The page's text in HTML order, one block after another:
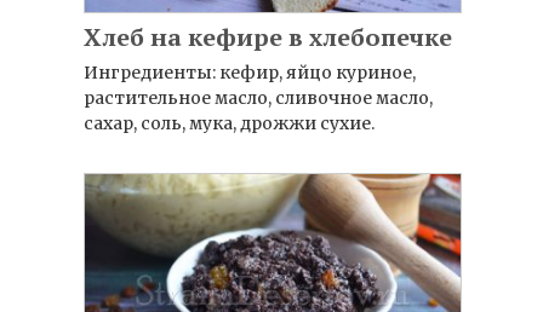
Хлеб на кефире в хлебопечке
Ингредиенты: кефир, яйцо куриное,
растительное масло, сливочное масло,
сахар, соль, мука, дрожжи сухие.